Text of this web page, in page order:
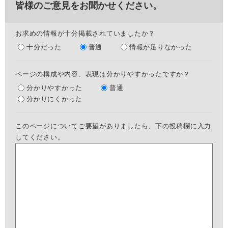
皆様のご意見をお聞かせください。
お求めの情報が十分掲載されていましたか？
十分だった
普通 情報が足りなかった
ページの構成や内容、表現は分かりやすかったですか？
分かりやすかった
普通
分かりにくかった
このページについてご要望がありましたら、下の投稿欄に入力
してください。